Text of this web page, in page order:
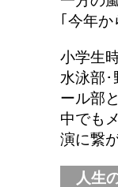
｢今年か
小学生
水泳部･
ール部
中でも
演に繋
人生